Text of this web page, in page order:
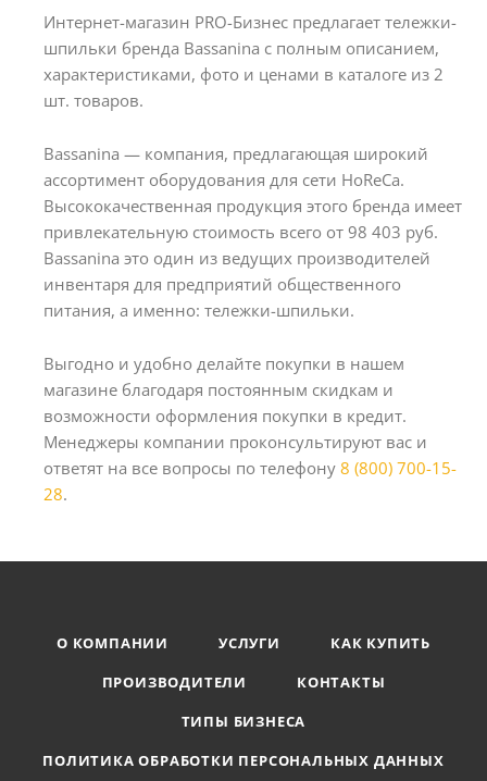
Интернет-магазин PRO-Бизнес предлагает тележки-
шпильки бренда Bassanina с полным описанием,
характеристиками, фото и ценами в каталоге из 2
шт. товаров.
Bassanina — компания, предлагающая широкий
ассортимент оборудования для сети HoReCa.
Высококачественная продукция этого бренда имеет
привлекательную стоимость всего от 98 403 руб.
Bassanina это один из ведущих производителей
инвентаря для предприятий общественного
питания, а именно: тележки-шпильки.
Выгодно и удобно делайте покупки в нашем
магазине благодаря постоянным скидкам и
возможности оформления покупки в кредит.
Менеджеры компании проконсультируют вас и
ответят на все вопросы по телефону 8 (800) 700-15-
28.
О КОМПАНИИ УСЛУГИ
КАК КУПИТЬ
ПРОИЗВОДИТЕЛИ
КОНТАКТЫ
ТИПЫ БИЗНЕСА
ПОЛИТИКА ОБРАБОТКИ ПЕРСОНАЛЬНЫХ ДАННЫХ